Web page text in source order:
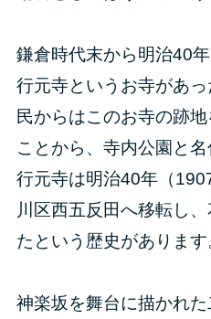
鎌倉時代末から明治40
行元寺というお寺があ
民からはこのお寺の跡
ことから、寺内公園と名
行元寺は明治40年（
川区西五反田へ移転し
たという歴史があります
神楽坂を舞台に描かれ